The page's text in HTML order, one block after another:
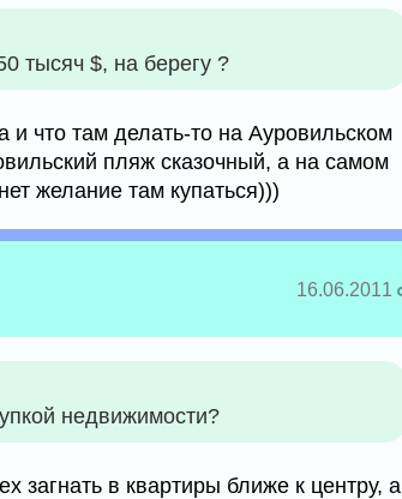
тысяч $, на берегу ?
и что там делать-то на Ауровильском
пляж сказочный, а на самом
желание там купаться)))
16.06.2011
недвижимости?
загнать в квартиры ближе к центру, а